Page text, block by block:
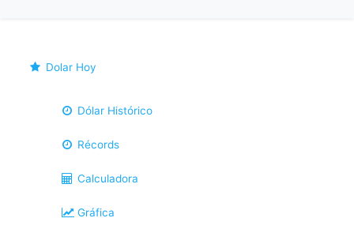
Dolar Hoy
Dólar Histórico
Récords
Calculadora
Gráfica